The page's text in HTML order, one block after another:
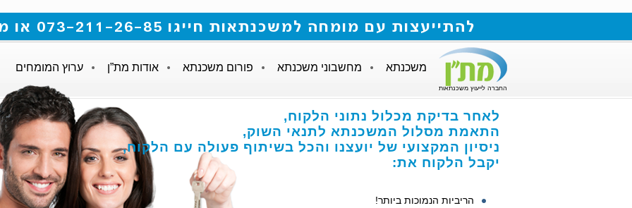
להתייעצות עם מומחה למשכנתאות חייגו 073-211-26-85 או מלאו את הטופס
החברה לייעוץ משכנתאות
משכנתא מחשבוני משכנתא פורום משכנתא אודות מת”ן ערוץ המומחים
לאחר בדיקת מכלול נתוני הלקוח,
התאמת מסלול המשכנתא לתנאי השוק,
ניסיון המקצועי של יועצנו והכל בשיתוף פעולה עם הלקוח,
יקבל הלקוח את:
הריביות הנמוכות ביותר!